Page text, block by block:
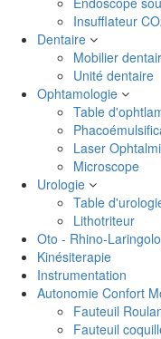
Insufflateur
Dentaire
Mobilier
Unité dentaire
Ophtamologie
Table
Laser
Microscope
Urologie
Table
Lithotriteur
Oto - Rhino-
Kinésiterapie
Instrumentation
Autonomie Confort
Fauteuil
Fauteuil